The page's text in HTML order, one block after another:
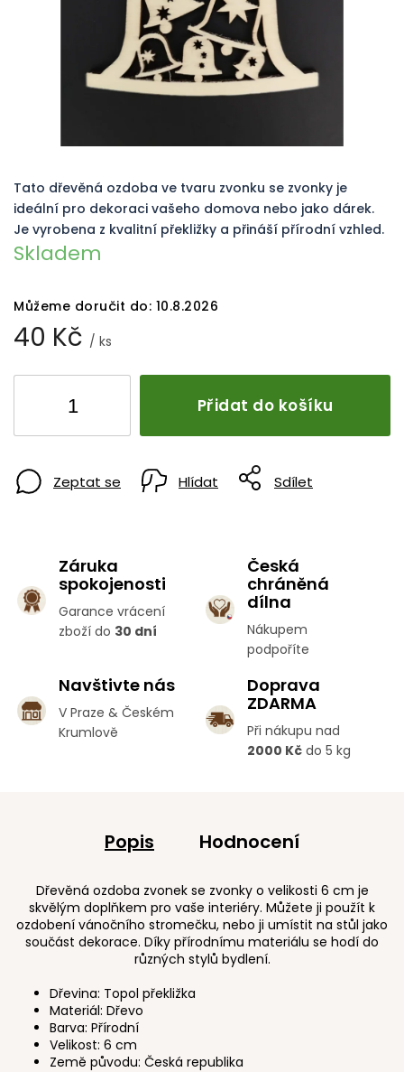
40 Kč / ks
Skladem
Můžeme doručit do: 10.8.2026
Přidat do košíku
Tato dřevěná ozdoba ve tvaru zvonku se zvonky je
ideální pro dekoraci vašeho domova nebo jako dárek.
Je vyrobena z kvalitní překližky a přináší přírodní vzhled.
Zeptat se Hlídat Sdílet
Záruka
spokojenosti
Garance vrácení
zboží do 30 dní
Česká
chráněná
dílna
Nákupem
podpoříte
Navštivte nás
V Praze & Českém
Krumlově
Doprava
ZDARMA
Při nákupu nad
2000 Kč do 5 kg
Popis Hodnocení
Dřevěná ozdoba zvonek se zvonky o velikosti 6 cm je
skvělým doplňkem pro vaše interiéry. Můžete ji použít k
ozdobení vánočního stromečku, nebo ji umístit na stůl jako
součást dekorace. Díky přírodnímu materiálu se hodí do
různých stylů bydlení.
Dřevina: Topol překližka
Materiál: Dřevo
Barva: Přírodní
Velikost: 6 cm
Země původu: Česká republika